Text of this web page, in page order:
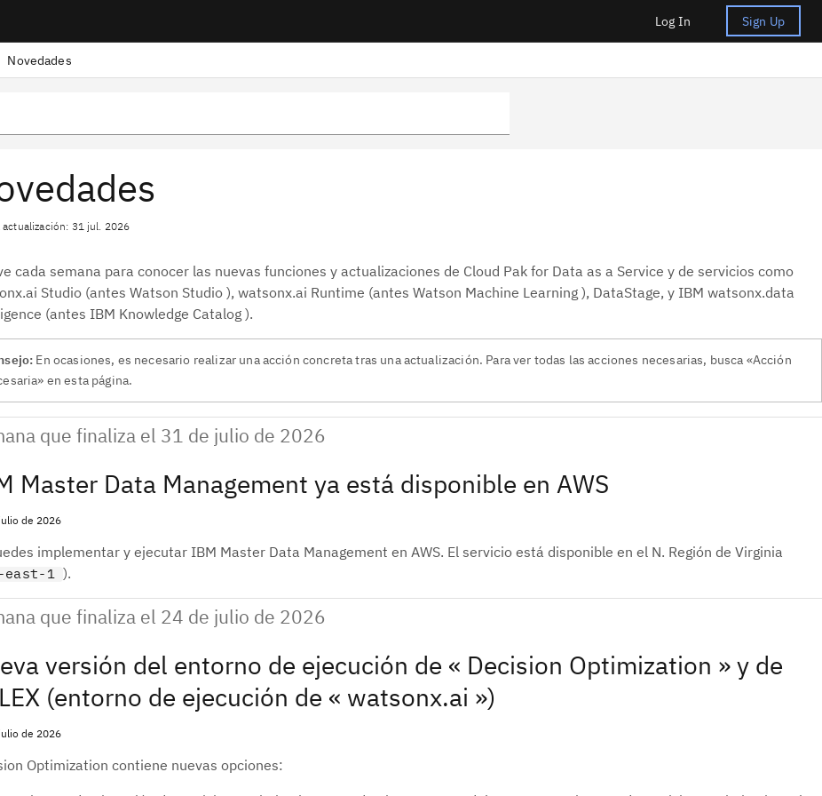
Log In Sign Up
Novedades
actualización: 31 jul. 2026
cada semana para conocer las nuevas funciones y actualizaciones de Cloud Pak for Data as a Service y de servicios como
Studio (antes Watson Studio ), watsonx.ai Runtime (antes Watson Machine Learning ), DataStage, y IBM watsonx.data
(antes IBM Knowledge Catalog ).
En ocasiones, es necesario realizar una acción concreta tras una actualización. Para ver todas las acciones necesarias, busca «Acción
en esta página.
que finaliza el 31 de julio de 2026
Master Data Management ya está disponible en AWS
de 2026
implementar y ejecutar IBM Master Data Management en AWS. El servicio está disponible en el N. Región de Virginia
east-1 ).
que finaliza el 24 de julio de 2026
versión del entorno de ejecución de « Decision Optimization » y de
(entorno de ejecución de « watsonx.ai »)
de 2026
Optimization contiene nuevas opciones: